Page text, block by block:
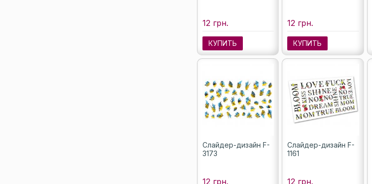
12 грн.
КУПИТЬ
12 грн.
КУПИТЬ
Слайдер-дизайн F-
3173
12 грн.
Слайдер-дизайн F-
1161
12 грн.